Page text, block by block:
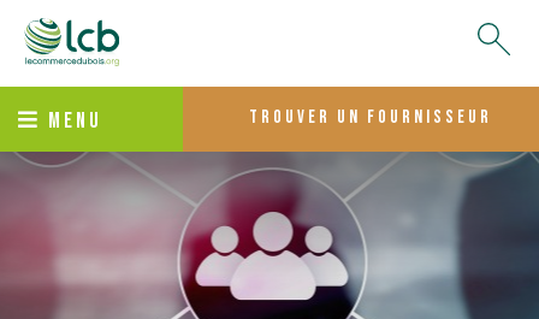
MENU trouver un fournisseur